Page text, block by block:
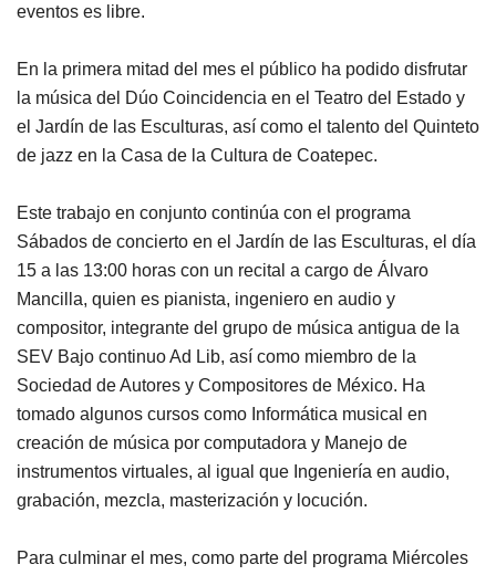
eventos es libre.
En la primera mitad del mes el público ha podido disfrutar
la música del Dúo Coincidencia en el Teatro del Estado y
el Jardín de las Esculturas, así como el talento del Quinteto
de jazz en la Casa de la Cultura de Coatepec.
Este trabajo en conjunto continúa con el programa
Sábados de concierto en el Jardín de las Esculturas, el día
15 a las 13:00 horas con un recital a cargo de Álvaro
Mancilla, quien es pianista, ingeniero en audio y
compositor, integrante del grupo de música antigua de la
SEV Bajo continuo Ad Lib, así como miembro de la
Sociedad de Autores y Compositores de México. Ha
tomado algunos cursos como Informática musical en
creación de música por computadora y Manejo de
instrumentos virtuales, al igual que Ingeniería en audio,
grabación, mezcla, masterización y locución.
Para culminar el mes, como parte del programa Miércoles